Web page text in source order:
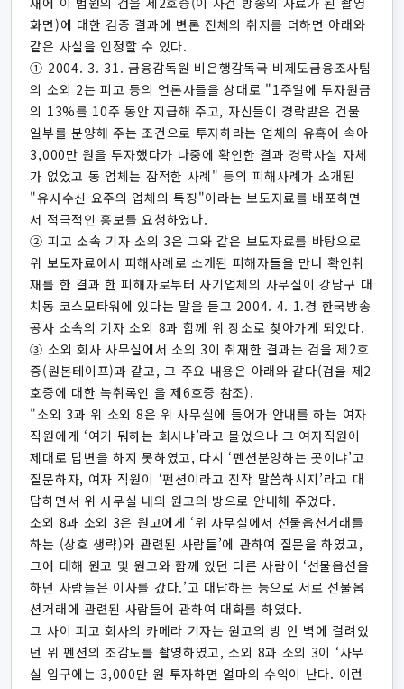
화면)에 대한 검증 결과에 변론 전체의 취지를 더하면 아래와
같은 사실을 인정할 수 있다.
① 2004. 3. 31. 금융감독원 비은행감독국 비제도금융조사팀
의 소외 2는 피고 등의 언론사들을 상대로 "1주일에 투자원금
의 13%를 10주 동안 지급해 주고, 자신들이 경락받은 건물
일부를 분양해 주는 조건으로 투자하라는 업체의 유혹에 속아
3,000만 원을 투자했다가 나중에 확인한 결과 경락사실 자체
가 없었고 동 업체는 잠적한 사례" 등의 피해사례가 소개된
"유사수신 요주의 업체의 특징"이라는 보도자료를 배포하면
서 적극적인 홍보를 요청하였다.
② 피고 소속 기자 소외 3은 그와 같은 보도자료를 바탕으로
위 보도자료에서 피해사례로 소개된 피해자들을 만나 확인취
재를 한 결과 한 피해자로부터 사기업체의 사무실이 강남구 대
치동 코스모타워에 있다는 말을 듣고 2004. 4. 1.경 한국방송
공사 소속의 기자 소외 8과 함께 위 장소로 찾아가게 되었다.
③ 소외 회사 사무실에서 소외 3이 취재한 결과는 검을 제2호
증(원본테이프)과 같고, 그 주요 내용은 아래와 같다(검을 제2
호증에 대한 녹취록인 을 제6호증 참조).
"소외 3과 위 소외 8은 위 사무실에 들어가 안내를 하는 여자
직원에게 ‘여기 뭐하는 회사냐’라고 물었으나 그 여자직원이
제대로 답변을 하지 못하였고, 다시 ‘펜션분양하는 곳이냐’고
질문하자, 여자 직원이 ‘펜션이라고 진작 말씀하시지’라고 대
답하면서 위 사무실 내의 원고의 방으로 안내해 주었다.
소외 8과 소외 3은 원고에게 ‘위 사무실에서 선물옵션거래를
하는 (상호 생략)와 관련된 사람들’에 관하여 질문을 하였고,
그에 대해 원고 및 원고와 함께 있던 다른 사람이 ‘선물옵션을
하던 사람들은 이사를 갔다.’고 대답하는 등으로 서로 선물옵
션거래에 관련된 사람들에 관하여 대화를 하였다.
그 사이 피고 회사의 카메라 기자는 원고의 방 안 벽에 걸려있
던 위 펜션의 조감도를 촬영하였고, 소외 8과 소외 3이 ‘사무
실 입구에는 3,000만 원 투자하면 얼마의 수익이 난다. 이런